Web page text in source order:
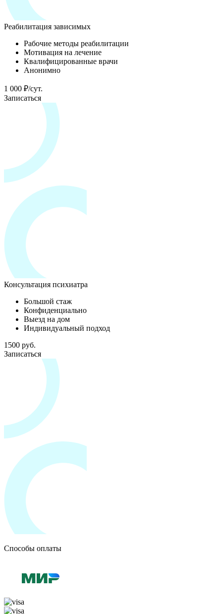
Реабилитация зависимых
Рабочие методы реабилитации
Мотивация на лечение
Квалифицированные врачи
Анонимно
1 000 ₽/сут.
Записаться
Консультация психиатра
Большой стаж
Конфиденциально
Выезд на дом
Индивидуальный подход
1500 руб.
Записаться
Способы оплаты